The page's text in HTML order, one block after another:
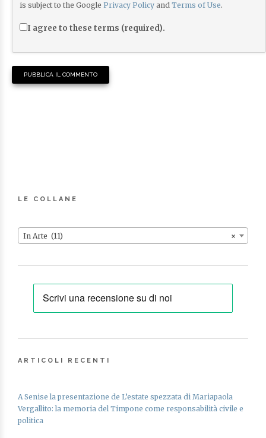
is subject to the Google Privacy Policy and Terms of Use.
I agree to these terms (required).
LE COLLANE
×
In Arte (11)
ARTICOLI RECENTI
A Senise la presentazione de L’estate spezzata di Mariapaola
Vergallito: la memoria del Timpone come responsabilità civile e
politica